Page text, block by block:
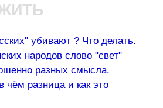
убивают ? Что делать.
народов слово "свет"
разных смысла.
чём разница и как это